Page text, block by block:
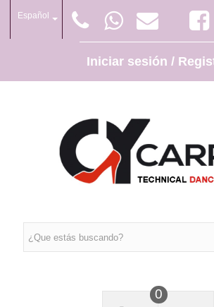
Español
Iniciar sesión /
0